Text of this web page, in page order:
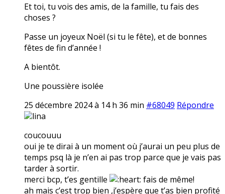
Et toi, tu vois des amis, de la famille, tu fais des
choses ?
Passe un joyeux Noël (si tu le fête), et de bonnes
fêtes de fin d’année !
A bientôt.
Une poussière isolée
25 décembre 2024 à 14 h 36 min #68049 Répondre
lina
coucouuu
oui je te dirai à un moment où j’aurai un peu plus de
temps psq là je n’en ai pas trop parce que je vais pas
tarder à sortir.
merci bcp, t’es gentille
fais de même!
ah mais c’est trop bien ,j’espère que t’as bien profité